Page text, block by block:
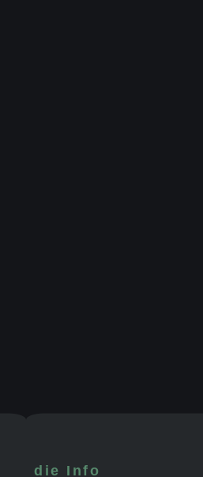
die Info